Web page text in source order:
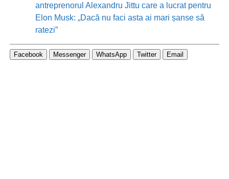
antreprenorul Alexandru Jittu care a lucrat pentru
Elon Musk: „Dacă nu faci asta ai mari șanse să
ratezi”
Facebook Messenger WhatsApp Twitter Email